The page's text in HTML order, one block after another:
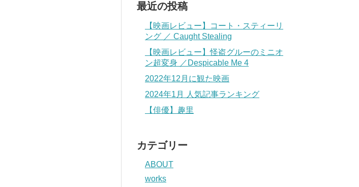
最近の投稿
【映画レビュー】コート・スティーリ
ング ／ Caught Stealing
【映画レビュー】怪盗グルーのミニオ
ン超変身 ／Despicable Me 4
2022年12月に観た映画
2024年1月 人気記事ランキング
【俳優】趣里
カテゴリー
ABOUT
works